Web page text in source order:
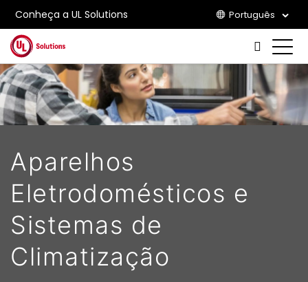
Conheça a UL Solutions Português
Skip to main content
Aparelhos
Eletrodomésticos e
Sistemas de
Climatização